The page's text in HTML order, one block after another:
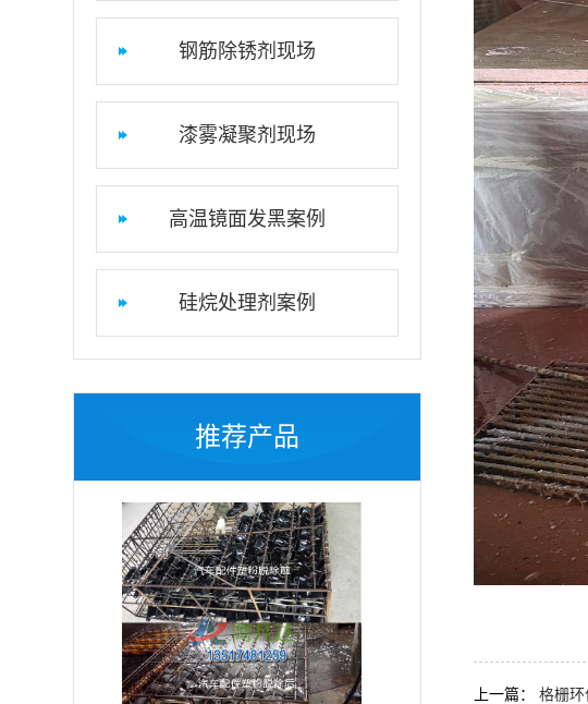
钢筋除锈剂现场
漆雾凝聚剂现场
高温镜面发黑案例
硅烷处理剂案例
推荐产品
上一篇： 格栅